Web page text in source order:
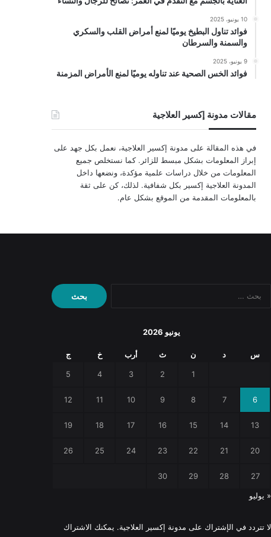
10 يونيو، 2025
فوائد تناول البطيخ يوميًا لمنع أمراض القلب والسكري
والسمنة والسرطان
9 يونيو، 2025
فوائد الخس الصحية عند تناوله يوميًا لمنع الأمراض المزمنة
مقالات مدونة إكسير العلاجية
في هذه المقالة على مدونة إكسير العلاجية، نعمل بكل جهد على
إبراز المعلومات بشكل مبسط للزائر. كما نستخلص جميع
المعلومات من خلال دراسات علمية مؤكدة، ونضعها داخل
المدونة العلاجية إكسير بكل شفافية. لذلك، كن على ثقة
بالمعلومات المقدمة من الموقع بشكل عام.
البحث
عن:
يونيو 2026
س د ن ث أرب خ ج
1
2
3
4
5
6
7
8
9
10
11
12
13
14
15
16
17
18
19
20
21
22
23
24
25
26
27
28
29
30
« يوليو
لا تتردد في الإشتراك على مدونة إكسير العلاجية. يمكنك الاشتراك